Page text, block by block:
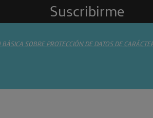
SOBRE PROTECCIÓN DE DATOS DE